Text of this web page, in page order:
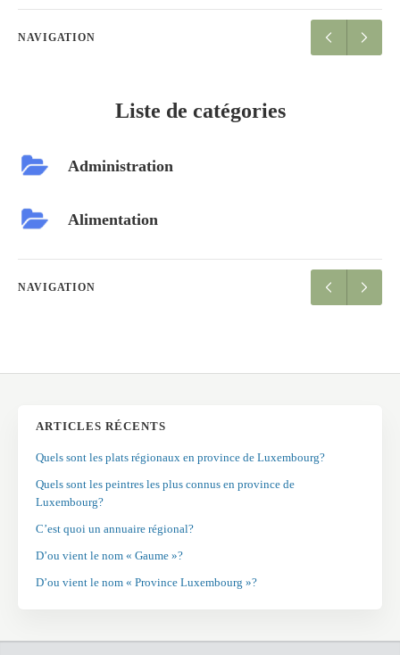
NAVIGATION
Liste de catégories
Administration
Alimentation
NAVIGATION
ARTICLES RÉCENTS
Quels sont les plats régionaux en province de Luxembourg?
Quels sont les peintres les plus connus en province de
Luxembourg?
C’est quoi un annuaire régional?
D’ou vient le nom « Gaume »?
D’ou vient le nom « Province Luxembourg »?